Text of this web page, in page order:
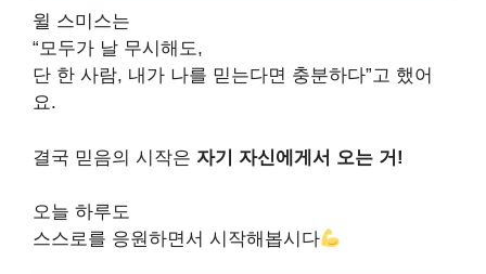
윌 스미스는
“모두가 날 무시해도,
단 한 사람, 내가 나를 믿는다면 충분하다”고 했어
요.
결국 믿음의 시작은 자기 자신에게서 오는 거!
오늘 하루도
스스로를 응원하면서 시작해봅시다